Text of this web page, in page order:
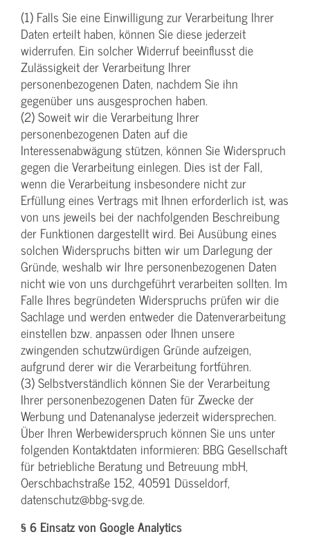
(1) Falls Sie eine Einwilligung zur Verarbeitung Ihrer
Daten erteilt haben, können Sie diese jederzeit
widerrufen. Ein solcher Widerruf beeinflusst die
Zulässigkeit der Verarbeitung Ihrer
personenbezogenen Daten, nachdem Sie ihn
gegenüber uns ausgesprochen haben.
(2) Soweit wir die Verarbeitung Ihrer
personenbezogenen Daten auf die
Interessenabwägung stützen, können Sie Widerspruch
gegen die Verarbeitung einlegen. Dies ist der Fall,
wenn die Verarbeitung insbesondere nicht zur
Erfüllung eines Vertrags mit Ihnen erforderlich ist, was
von uns jeweils bei der nachfolgenden Beschreibung
der Funktionen dargestellt wird. Bei Ausübung eines
solchen Widerspruchs bitten wir um Darlegung der
Gründe, weshalb wir Ihre personenbezogenen Daten
nicht wie von uns durchgeführt verarbeiten sollten. Im
Falle Ihres begründeten Widerspruchs prüfen wir die
Sachlage und werden entweder die Datenverarbeitung
einstellen bzw. anpassen oder Ihnen unsere
zwingenden schutzwürdigen Gründe aufzeigen,
aufgrund derer wir die Verarbeitung fortführen.
(3) Selbstverständlich können Sie der Verarbeitung
Ihrer personenbezogenen Daten für Zwecke der
Werbung und Datenanalyse jederzeit widersprechen.
Über Ihren Werbewiderspruch können Sie uns unter
folgenden Kontaktdaten informieren: BBG Gesellschaft
für betriebliche Beratung und Betreuung mbH,
Oerschbachstraße 152, 40591 Düsseldorf,
datenschutz@bbg-svg.de.
§ 6 Einsatz von Google Analytics